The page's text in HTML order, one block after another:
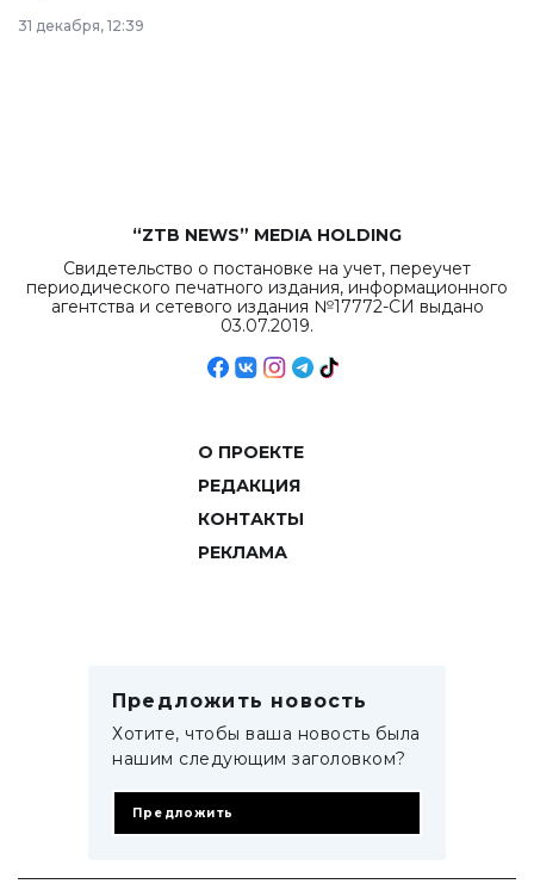
в Астане из
республиканского
31 декабря, 12:39
“ZTB NEWS” MEDIA HOLDING
Свидетельство о постановке на учет, переучет
периодического печатного издания, информационного
агентства и сетевого издания №17772-СИ выдано
03.07.2019.
О ПРОЕКТЕ
РЕДАКЦИЯ
КОНТАКТЫ
РЕКЛАМА
Предложить новость
Хотите, чтобы ваша новость была
нашим следующим заголовком?
Предложить